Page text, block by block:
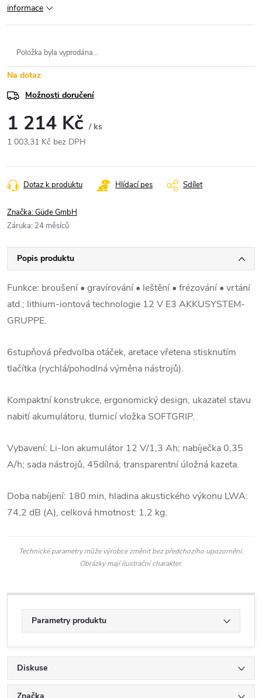
informace
Položka byla vyprodána…
Na dotaz
Možnosti doručení
1 214 Kč / ks
1 003,31 Kč bez DPH
cena:
Dotaz k produktu Hlídací pes Sdílet
Značka:Güde GmbH
Záruka: 24 měsíců
Popis produktu
Funkce: broušení • gravírování • leštění • frézování • vrtání
atd.; lithium-iontová technologie 12 V E3 AKKUSYSTEM-
GRUPPE.
6stupňová předvolba otáček, aretace vřetena stisknutím
tlačítka (rychlá/pohodlná výměna nástrojů).
Kompaktní konstrukce, ergonomický design, ukazatel stavu
nabití akumulátoru, tlumicí vložka SOFTGRIP.
Vybavení: Li-Ion akumulátor 12 V/1,3 Ah; nabíječka 0,35
A/h; sada nástrojů, 45dílná; transparentní úložná kazeta.
Doba nabíjení: 180 min, hladina akustického výkonu LWA:
74,2 dB (A), celková hmotnost: 1,2 kg.
Technické parametry může výrobce změnit bez předchozího upozornění.
Obrázky mají ilustrační charakter.
Parametry produktu
Diskuse